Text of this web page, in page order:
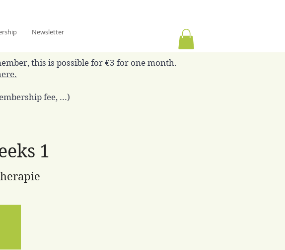
Newsletter
this is possible for €3 for one month.
fee, ...)
1